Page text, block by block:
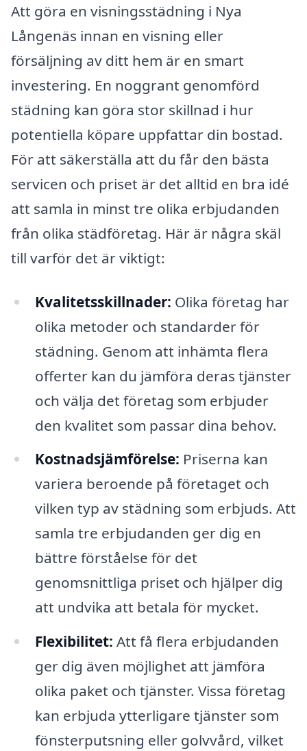
Att göra en visningsstädning i Nya
Långenäs innan en visning eller
försäljning av ditt hem är en smart
investering. En noggrant genomförd
städning kan göra stor skillnad i hur
potentiella köpare uppfattar din bostad.
För att säkerställa att du får den bästa
servicen och priset är det alltid en bra idé
att samla in minst tre olika erbjudanden
från olika städföretag. Här är några skäl
till varför det är viktigt:
Kvalitetsskillnader: Olika företag har
olika metoder och standarder för
städning. Genom att inhämta flera
offerter kan du jämföra deras tjänster
och välja det företag som erbjuder
den kvalitet som passar dina behov.
Kostnadsjämförelse: Priserna kan
variera beroende på företaget och
vilken typ av städning som erbjuds. Att
samla tre erbjudanden ger dig en
bättre förståelse för det
genomsnittliga priset och hjälper dig
att undvika att betala för mycket.
Flexibilitet: Att få flera erbjudanden
ger dig även möjlighet att jämföra
olika paket och tjänster. Vissa företag
kan erbjuda ytterligare tjänster som
fönsterputsning eller golvvård, vilket